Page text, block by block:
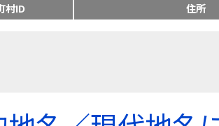
村ID 住所